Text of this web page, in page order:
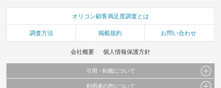
オリコン顧客満足度調査とは
調査方法 掲載規約 お問い合わせ
会社概要 個人情報保護方針
引用・転載について
利用者の声について